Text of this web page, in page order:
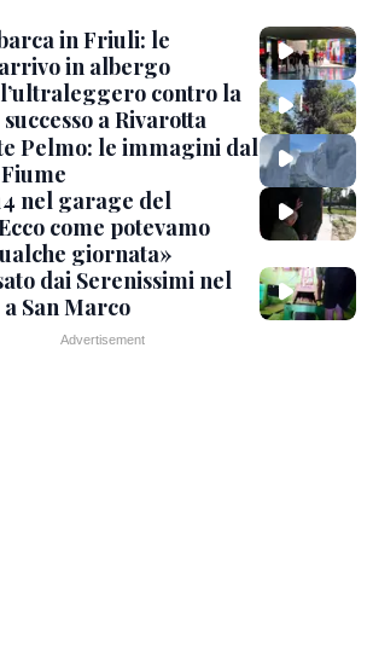
in Friuli: le
in albergo
contro la
a Rivarotta
Pelmo: le immagini dal
nel garage del
come potevamo
giornata»
dai Serenissimi nel
San Marco